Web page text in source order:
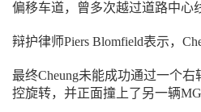
偏移车道，曾多次越过道路中心
辩护律师Piers Blomfield表示，
最终Cheung未能成功通过一个
控旋转，并正面撞上了另一辆